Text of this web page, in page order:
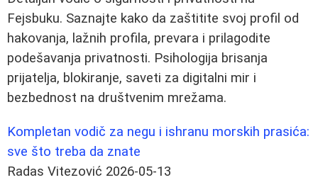
Fejsbuku. Saznajte kako da zaštitite svoj profil od
hakovanja, lažnih profila, prevara i prilagodite
podešavanja privatnosti. Psihologija brisanja
prijatelja, blokiranje, saveti za digitalni mir i
bezbednost na društvenim mrežama.
Kompletan vodič za negu i ishranu morskih prasića:
sve što treba da znate
Radas Vitezović 2026-05-13